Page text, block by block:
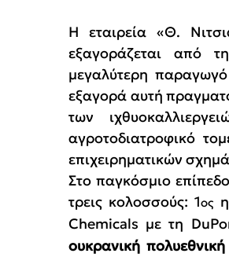
Η εταιρεία «Θ.
εξαγοράζεται από
μεγαλύτερη
εξαγορά αυτή
των
αγροτοδιατροφικό
επιχειρηματικών
Στο παγκόσμιο
τρεις κολοσσούς: 1ος
Chemicals με τη
ουκρανική